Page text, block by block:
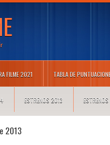
FILME 2021 TABLA DE
ESTRENOS 2013
2013